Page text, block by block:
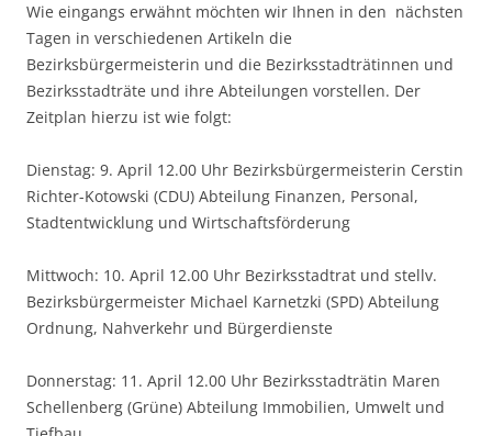
Wie eingangs erwähnt möchten wir Ihnen in den nächsten
Tagen in verschiedenen Artikeln die
Bezirksbürgermeisterin und die Bezirksstadträtinnen und
Bezirksstadträte und ihre Abteilungen vorstellen. Der
Zeitplan hierzu ist wie folgt:
Dienstag: 9. April 12.00 Uhr Bezirksbürgermeisterin Cerstin
Richter-Kotowski (CDU) Abteilung Finanzen, Personal,
Stadtentwicklung und Wirtschaftsförderung
Mittwoch: 10. April 12.00 Uhr Bezirksstadtrat und stellv.
Bezirksbürgermeister Michael Karnetzki (SPD) Abteilung
Ordnung, Nahverkehr und Bürgerdienste
Donnerstag: 11. April 12.00 Uhr Bezirksstadträtin Maren
Schellenberg (Grüne) Abteilung Immobilien, Umwelt und